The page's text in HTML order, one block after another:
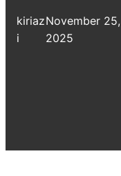
kiriaz
i
November 25,
2025